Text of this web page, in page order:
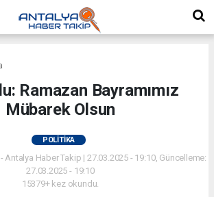
Ramazan Bayramımız
Mübarek Olsun
POLITIKA
Antalya Haber Takip | 27.03.2025 - 19:10, Güncelleme:
27.03.2025 - 19:10
15379+ kez okundu.